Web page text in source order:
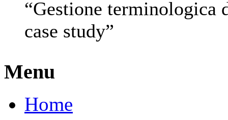
“Gestione terminologica
case study”
Menu
Home